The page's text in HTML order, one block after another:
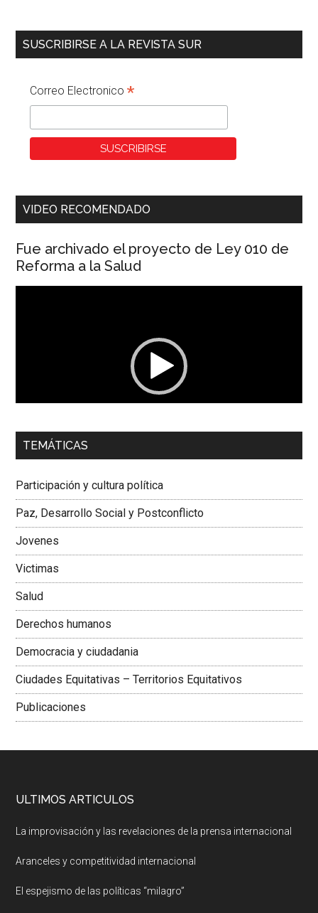
SUSCRIBIRSE A LA REVISTA SUR
Correo Electronico*
VIDEO RECOMENDADO
Fue archivado el proyecto de Ley 010 de
Reforma a la Salud
00:00 01:04
Colombiana
TEMÁTICAS
Participación y cultura política
Paz, Desarrollo Social y Postconflicto
Jovenes
Victimas
Salud
Derechos humanos
Democracia y ciudadania
Ciudades Equitativas – Territorios Equitativos
Publicaciones
ULTIMOS ARTICULOS
La improvisación y las revelaciones de la prensa internacional
Aranceles y competitividad internacional
El espejismo de las políticas “milagro”